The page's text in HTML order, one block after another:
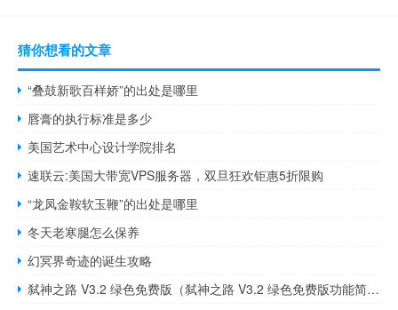
猜你想看的文章
“叠鼓新歌百样娇”的出处是哪里
唇膏的执行标准是多少
美国艺术中心设计学院排名
速联云:美国大带宽VPS服务器，双旦狂欢钜惠5折限购
“龙凤金鞍软玉鞭”的出处是哪里
冬天老寒腿怎么保养
幻冥界奇迹的诞生攻略
弑神之路 V3.2 绿色免费版（弑神之路 V3.2 绿色免费版功能简介）